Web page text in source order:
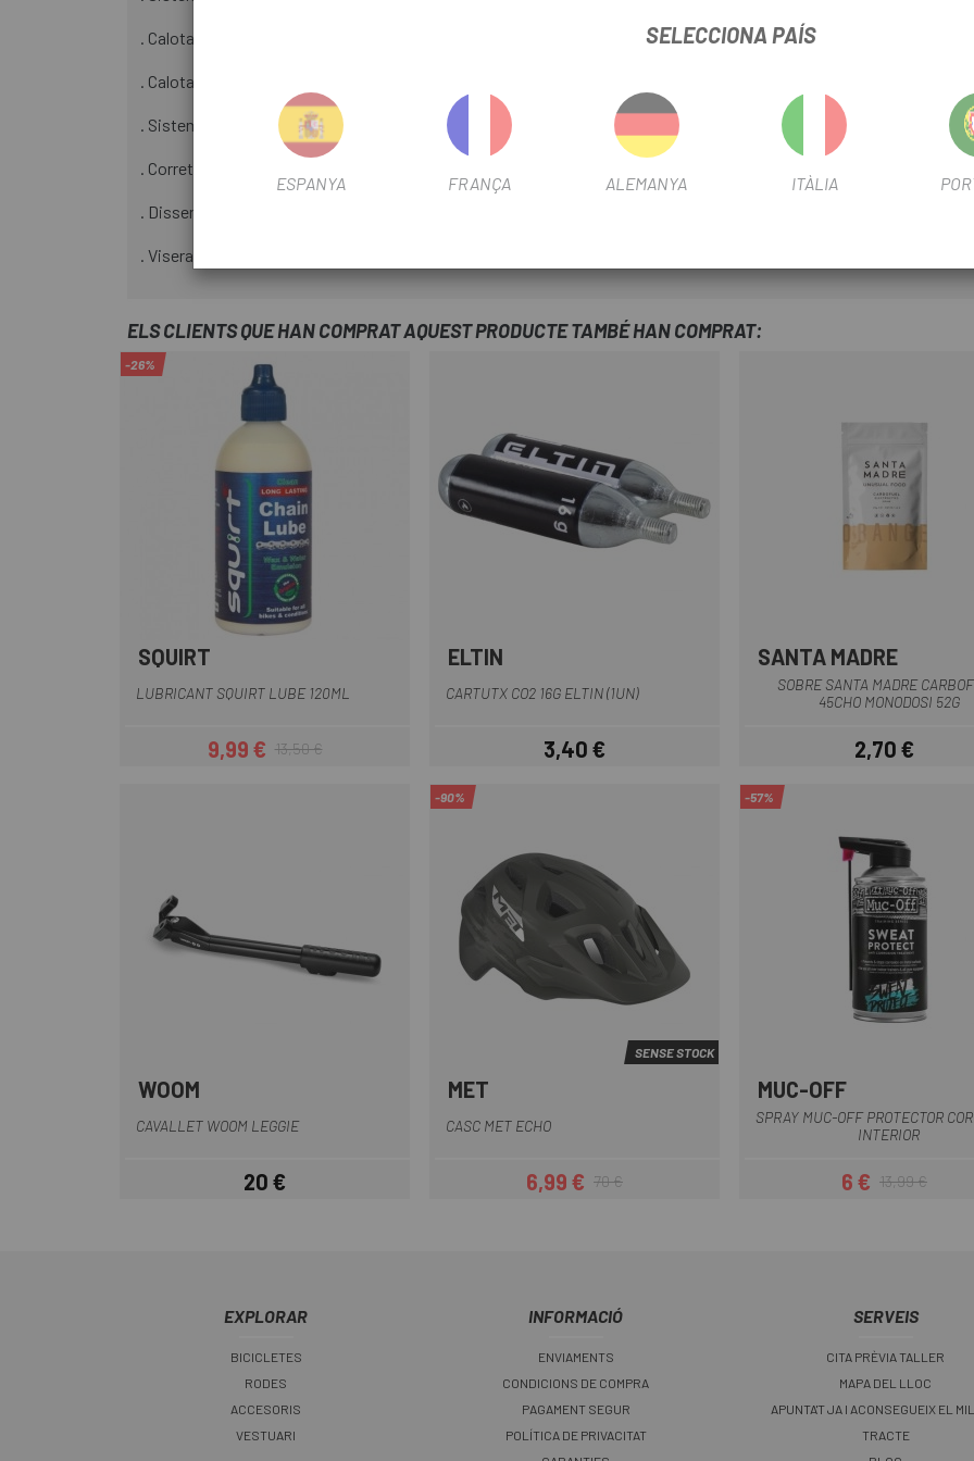
. Calota injectada que millora la resistència i redueix el pes.
. Calota injectada que millora la resistència i redueix el pes.
. Sistema Tri-Fix de regulació i ajustament de les corretges, més còmode, fàcil i lleuger.
. Corretges reflectants per augmentar la visibilitat en condicions de poca llum.
. Dissenys moderns i juvenils que es complementen amb els gràfics i els colors de les nostres bicicletes.
. Visera desmuntable amb sistema clip-on patentat inclosa.
ELS CLIENTS QUE HAN COMPRAT AQUEST PRODUCTE TAMBÉ HAN COMPRAT:
-26%
SQUIRT
LUBRICANT SQUIRT LUBE 120ML
Preu
9,99 €Preu regular
13,50 €
ELTIN
CARTUTX CO2 16G ELTIN (1UN)
Preu
3,40 €
Multi
SANTA MADRE
SOBRE SANTA MADRE
45CHO MONODOSI 52G
Preu
2,70 €
WOOM
CAVALLET WOOM LEGGIE
Preu
20 €
-90%
SENSE STOCK
MET
CASC MET ECHO
Preu
6,99 €Preu regular
70 €
-57%
MUC-OFF
SPRAY MUC-OFF PROTECTOR
INTERIOR
Preu
6 € Preu regular
13,99 €
EXPLORAR
BICICLETES
RODES
ACCESORIS
VESTUARI
INFORMACIÓ
ENVIAMENTS
CONDICIONS DE COMPRA
PAGAMENT SEGUR
POLÍTICA DE PRIVACITAT
SERVEIS
CITA PRÈVIA TALLER
MAPA DEL LLOC
APUNTA'T JA I ACONSEGUEIX EL
TRACTE
SELECCIONA PAÍS
ESPANYA FRANÇA ALEMANYA ITÀLIA